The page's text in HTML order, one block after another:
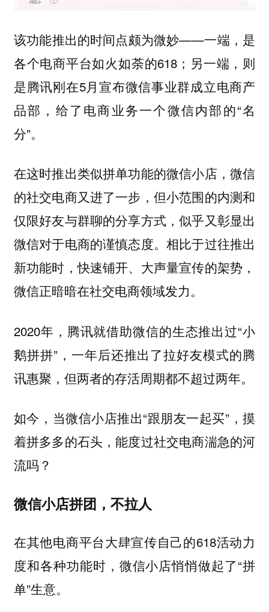
该功能推出的时间点颇为微妙——一端，是
各个电商平台如火如荼的618；另一端，则
是腾讯刚在5月宣布微信事业群成立电商产
品部，给了电商业务一个微信内部的“名
分”。
在这时推出类似拼单功能的微信小店，微信
的社交电商又进了一步，但小范围的内测和
仅限好友与群聊的分享方式，似乎又彰显出
微信对于电商的谨慎态度。相比于过往推出
新功能时，快速铺开、大声量宣传的架势，
微信正暗暗在社交电商领域发力。
2020年，腾讯就借助微信的生态推出过“小
鹅拼拼”，一年后还推出了拉好友模式的腾
讯惠聚，但两者的存活周期都不超过两年。
如今，当微信小店推出“跟朋友一起买”，摸
着拼多多的石头，能度过社交电商湍急的河
流吗？
微信小店拼团，不拉人
在其他电商平台大肆宣传自己的618活动力
度和各种功能时，微信小店悄悄做起了“拼
单”生意。